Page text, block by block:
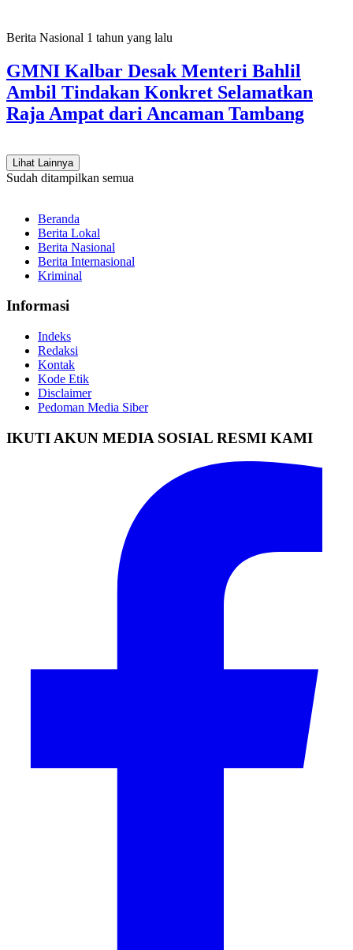
Berita Nasional 1 tahun yang lalu
GMNI Kalbar Desak Menteri Bahlil
Ambil Tindakan Konkret Selamatkan
Raja Ampat dari Ancaman Tambang
Lihat Lainnya
Sudah ditampilkan semua
Beranda
Berita Lokal
Berita Nasional
Berita Internasional
Kriminal
Informasi
Indeks
Redaksi
Kontak
Kode Etik
Disclaimer
Pedoman Media Siber
IKUTI AKUN MEDIA SOSIAL RESMI KAMI